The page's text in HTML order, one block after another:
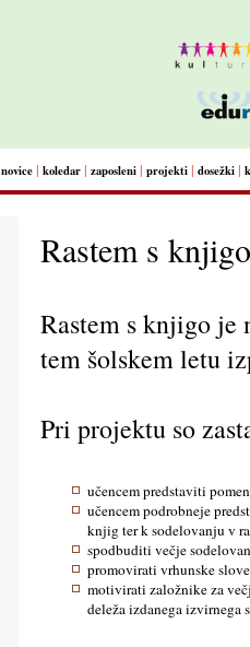
novice | koledar | zaposleni | projekti | dosežki |
Rastem s knjigo
Rastem s knjigo
tem šolskem letu
Pri projektu so
učencem predstaviti
učencem podrobneje
knjig ter k sodelovanju v
spodbuditi večje
promovirati vrhunske
motivirati založnike za
deleža izdanega izvirnega